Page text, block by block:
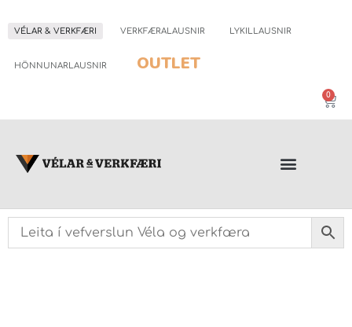
VÉLAR & VERKFÆRI VERKFÆRALAUSNIR LYKILLAUSNIR
HÖNNUNARLAUSNIR OUTLET
0